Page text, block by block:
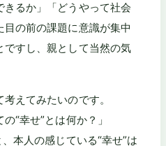
るか」「どうやって社会
の前の課題に意識が集中
ですし、親として当然の気
えてみたいのです。
“幸せ”とは何か？」
、本人の感じている“幸せ”は